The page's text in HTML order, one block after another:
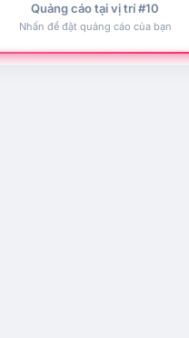
Quảng cáo tại vị trí #10
Nhấn để đặt quảng cáo của bạn